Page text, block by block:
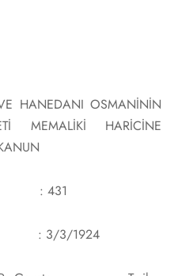
HANEDANI OSMANİNİN
MEMALİKİ HARİCİNE
: 431
3/3/1924